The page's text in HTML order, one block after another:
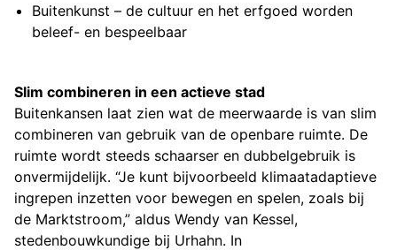
Buitenkunst – de cultuur en het erfgoed worden
beleef- en bespeelbaar
Slim combineren in een actieve stad
Buitenkansen laat zien wat de meerwaarde is van slim
combineren van gebruik van de openbare ruimte. De
ruimte wordt steeds schaarser en dubbelgebruik is
onvermijdelijk. “Je kunt bijvoorbeeld klimaatadaptieve
ingrepen inzetten voor bewegen en spelen, zoals bij
de Marktstroom,” aldus Wendy van Kessel,
stedenbouwkundige bij Urhahn. In